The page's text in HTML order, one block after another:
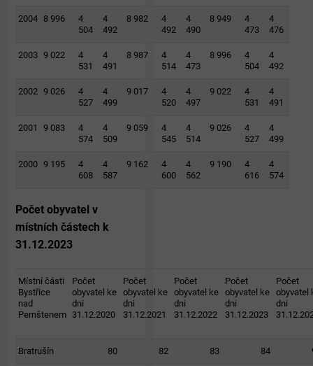
2004 8 996
4
504
4
492
8 982
4
492
4
490
8 949
4
473
4
476
2003 9 022
4
531
4
491
8 987
4
514
4
473
8 996
4
504
4
492
2002 9 026
4
527
4
499
9 017
4
520
4
497
9 022
4
531
4
491
2001 9 083
4
574
4
509
9 059
4
545
4
514
9 026
4
527
4
499
2000 9 195
4
608
4
587
9 162
4
600
4
562
9 190
4
616
4
574
Počet obyvatel v
místních částech k
31.12.2023
Místní části
Bystřice
nad
Pernštenem
Počet
obyvatel ke
dni
31.12.2020
Počet
obyvatel ke
dni
31.12.2021
Počet
obyvatel ke
dni
31.12.2022
Počet
obyvatel ke
dni
31.12.2023
Počet
obyvatel
dni
Bratrušín 80 82 83 84